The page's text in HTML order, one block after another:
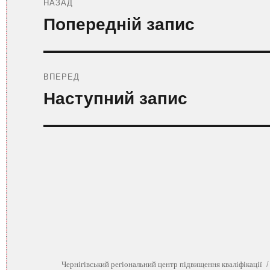
Попередній
запис:
Попередній запис
ВПЕРЕД
Наступний
запис:
Наступний запис
Чернігівський регіональний центр підвищення кваліфікації